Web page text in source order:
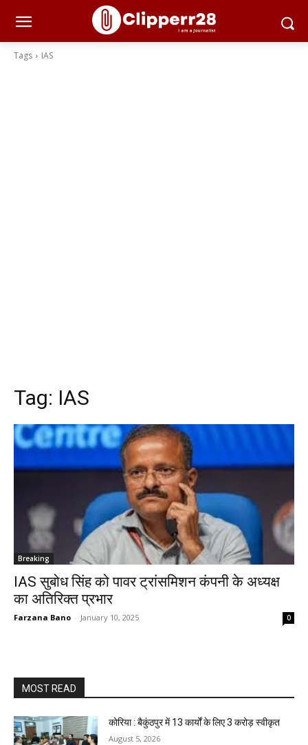
Tags IAS
Tag: IAS
Breaking
IAS सुबोध सिंह को पावर ट्रांसमिशन कंपनी के अध्‍यक्ष
का अतिरिक्‍त प्रभार
Farzana Bano - January 10, 2025 0
MOST READ
कोरिया : बैकुंठपुर में 13 कार्यों के लिए 3 करोड़ स्वीकृत
August 5, 2026